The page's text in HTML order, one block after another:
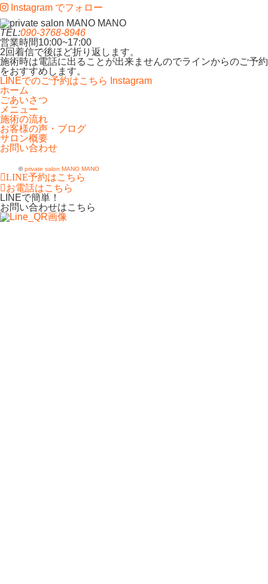
Instagram でフォロー
TEL:090-3768-8946
営業時間10:00~17:00
2回着信で後ほど折り返します。
施術時は電話に出ることが出来ませんのでラインからのご予約
をおすすめします。
LINEでのご予約はこちら
Instagram
ホーム
ごあいさつ
メニュー
施術の流れ
お客様の声・ブログ
サロン概要
お問い合わせ
©private salon MANO MANO
LINE予約はこちら
お電話はこちら
LINEで簡単！
お問い合わせはこちら